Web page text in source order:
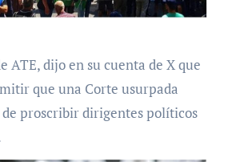
ATE, dijo en su cuenta de X que
que una Corte usurpada
proscribir dirigentes políticos